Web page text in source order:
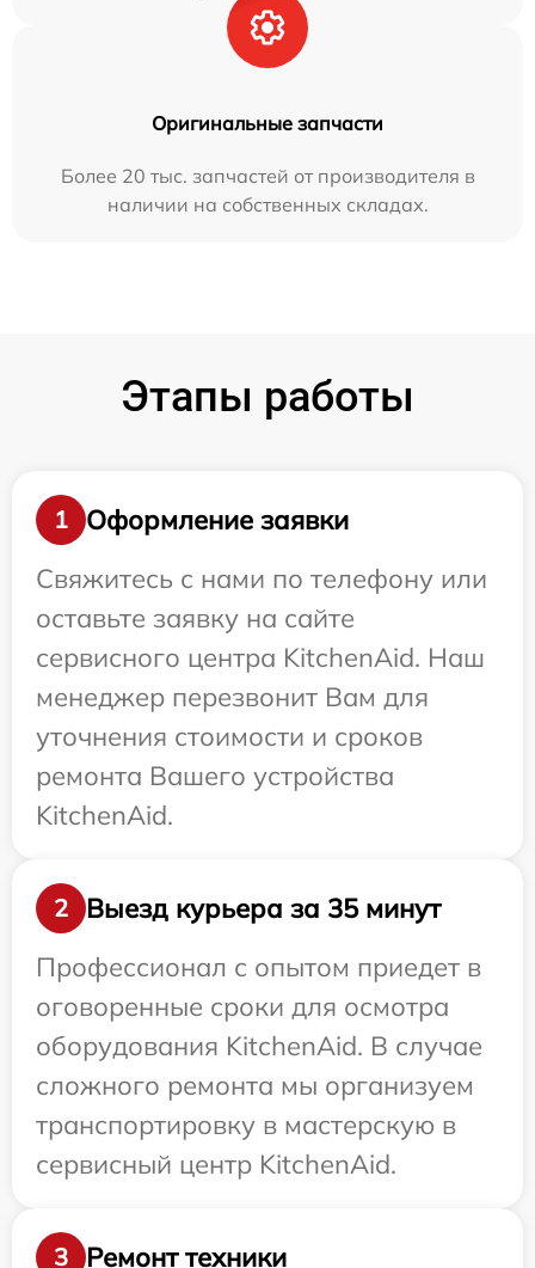
Оригинальные запчасти
Более 20 тыс. запчастей от производителя в
наличии на собственных складах.
Этапы работы
1
Оформление заявки
Свяжитесь с нами по телефону или
оставьте заявку на сайте
сервисного центра KitchenAid. Наш
менеджер перезвонит Вам для
уточнения стоимости и сроков
ремонта Вашего устройства
KitchenAid.
2
Выезд курьера за 35 минут
Профессионал с опытом приедет в
оговоренные сроки для осмотра
оборудования KitchenAid. В случае
сложного ремонта мы организуем
транспортировку в мастерскую в
сервисный центр KitchenAid.
3 Ремонт техники